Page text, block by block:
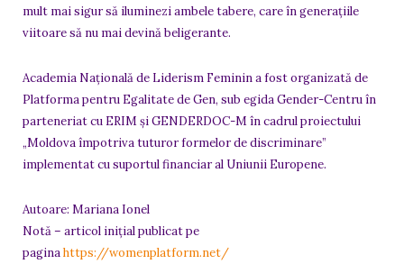
mult mai sigur să iluminezi ambele tabere, care în generațiile
viitoare să nu mai devină beligerante.
Academia Națională de Liderism Feminin a fost organizată de
Platforma pentru Egalitate de Gen, sub egida Gender-Centru în
parteneriat cu ERIM și GENDERDOC-M în cadrul proiectului
„Moldova împotriva tuturor formelor de discriminare”
implementat cu suportul financiar al Uniunii Europene.
Autoare: Mariana Ionel
Notă – articol inițial publicat pe
paginahttps://womenplatform.net/